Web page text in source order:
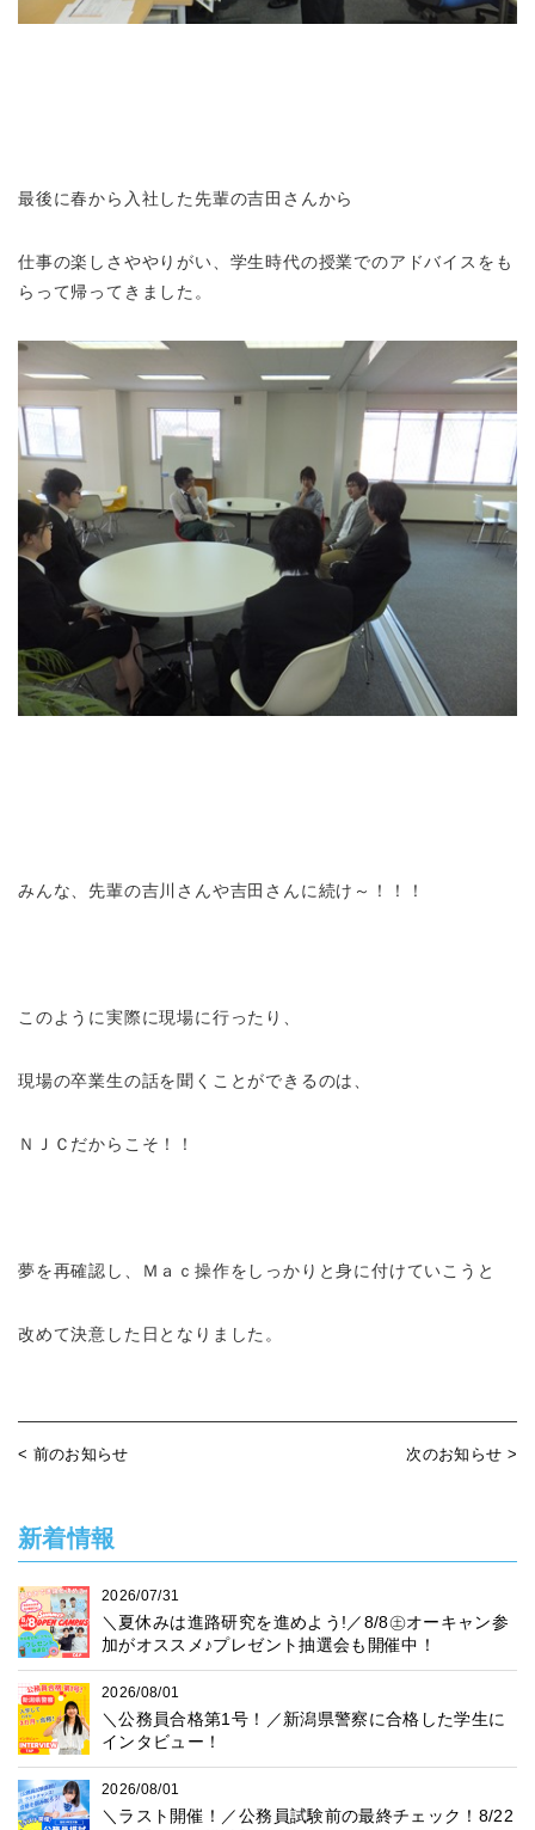
最後に春から入社した先輩の吉田さんから
仕事の楽しさややりがい、学生時代の授業でのアドバイスをも
らって帰ってきました。
みんな、先輩の吉川さんや吉田さんに続け～！！！
このように実際に現場に行ったり、
現場の卒業生の話を聞くことができるのは、
ＮＪＣだからこそ！！
夢を再確認し、Ｍａｃ操作をしっかりと身に付けていこうと
改めて決意した日となりました。
< 前のお知らせ 次のお知らせ >
新着情報
2026/07/31
＼夏休みは進路研究を進めよう!／8/8㊏オーキャン参
加がオススメ♪プレゼント抽選会も開催中！
2026/08/01
＼公務員合格第1号！／新潟県警察に合格した学生に
インタビュー！
2026/08/01
＼ラスト開催！／公務員試験前の最終チェック！8/22